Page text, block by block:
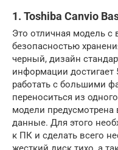
1. Toshiba Canvio
Это отличная модель
безопасностью
черный, дизайн
информации достигает
работать с большими
переноситься из
модели
данные. Для этого
к ПК и сделать всего